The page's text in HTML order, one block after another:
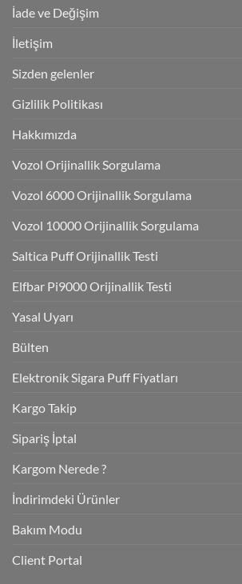
İade ve Değişim
İletişim
Sizden gelenler
Gizlilik Politikası
Hakkımızda
Vozol Orijinallik Sorgulama
Vozol 6000 Orijinallik Sorgulama
Vozol 10000 Orijinallik Sorgulama
Saltica Puff Orijinallik Testi
Elfbar Pi9000 Orijinallik Testi
Yasal Uyarı
Bülten
Elektronik Sigara Puff Fiyatları
Kargo Takip
Sipariş İptal
Kargom Nerede ?
İndirimdeki Ürünler
Bakım Modu
Client Portal